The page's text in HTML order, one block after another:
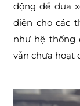
động để đưa
điện cho các
như hệ thống
vẫn chưa hoạt